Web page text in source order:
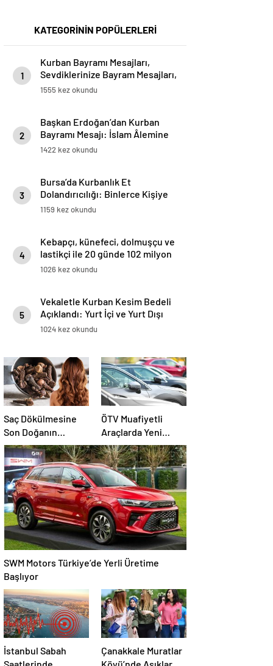
KATEGORİNİN POPÜLERLERİ
1
Kurban Bayramı Mesajları,
Sevdiklerinize Bayram Mesajları,
Resimli Bayram Mesajları..
1555 kez okundu
2
Başkan Erdoğan’dan Kurban
Bayramı Mesajı: İslam Âlemine
ve Tüm İnsanlığa Hayırlar
1422 kez okundu
3
Bursa’da Kurbanlık Et
Dolandırıcılığı: Binlerce Kişiye
Bozuk Et Verildi, Tonlarca Et
1159 kez okundu
4
Kebapçı, künefeci, dolmuşçu ve
lastikçi ile 20 günde 102 milyon
lira
1026 kez okundu
5
Vekaletle Kurban Kesim Bedeli
Açıklandı: Yurt İçi ve Yurt Dışı
Fiyatları Belli Oldu..
1024 kez okundu
Saç Dökülmesine
Son Doğanın
Mucizesi Karanfil
Kürü
ÖTV Muafiyetli
Araçlarda Yeni
Düzenleme
SWM Motors Türkiye’de Yerli Üretime
Başlıyor
İstanbul Sabah
Çanakkale Muratlar